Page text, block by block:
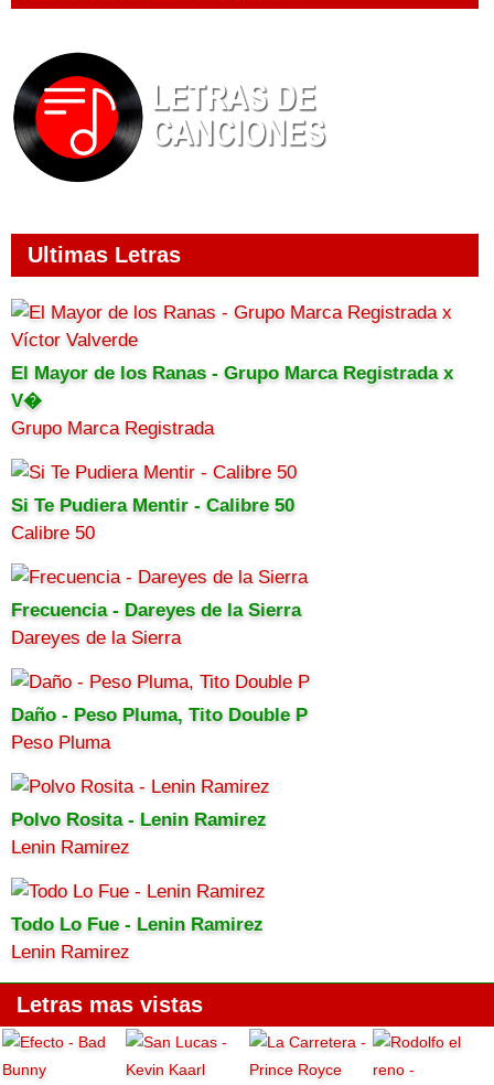
Ultimas Letras
El Mayor de los Ranas - Grupo Marca Registrada x
V�
Grupo Marca Registrada
Si Te Pudiera Mentir - Calibre 50
Calibre 50
Frecuencia - Dareyes de la Sierra
Dareyes de la Sierra
Daño - Peso Pluma, Tito Double P
Peso Pluma
Polvo Rosita - Lenin Ramirez
Lenin Ramirez
Todo Lo Fue - Lenin Ramirez
Lenin Ramirez
Letras mas vistas